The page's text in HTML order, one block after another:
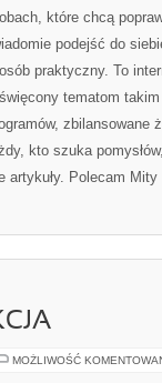
które chcą
podejść do
praktyczny. To
tematom
zbilansowane
kto szuka
Polecam
MOŻLIWOŚĆ